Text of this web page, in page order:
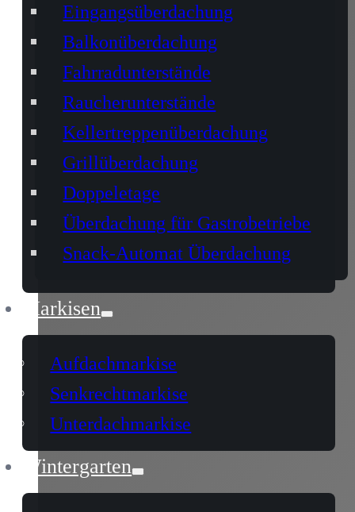
Eingangsüberdachung
Balkonüberdachung
Fahrradunterstände
Raucherunterstände
Kellertreppenüberdachung
Grillüberdachung
Doppeletage
Überdachung für Gastrobetriebe
Snack-Automat Überdachung
Markisen
Aufdachmarkise
Senkrechtmarkise
Unterdachmarkise
Wintergarten